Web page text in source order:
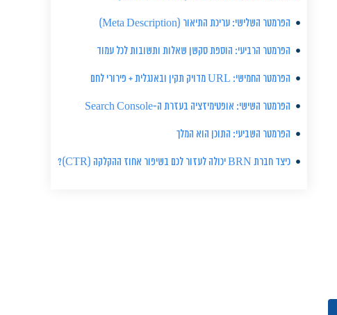
הפרמטר השלישי: עריכת התיאור (Meta Description)
הפרמטר הרביעי: הוספת סקשן שאלות ותשובות לכל עמוד
הפרמטר החמישי: URL מדויק תקין ובאנגלית + פירורי לחם
הפרמטר השישי: אופטימיזציה בעזרת ה-Search Console
הפרמטר השביעי: התוכן הוא המלך
כיצד חברת BRN יכולה לעזור לכם בשיפור אחוז ההקלקה (CTR)?